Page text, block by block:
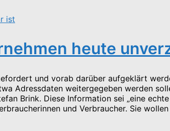
heute
und vorab darüber aufgeklärt
Adressdaten weitergegeben werden
Brink. Diese Information sei „eine
und Verbraucher. Sie